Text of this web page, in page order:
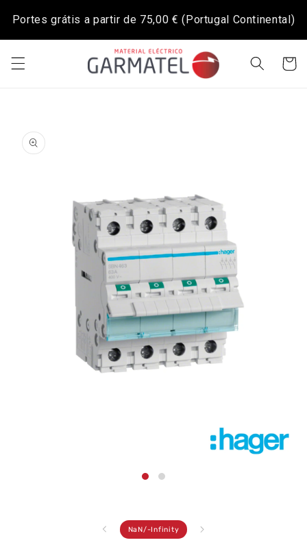
Portes grátis a partir de 75,00 € (Portugal Continental)
para o
conteúdo
informação
do produto
NaN/ de
-Infinity